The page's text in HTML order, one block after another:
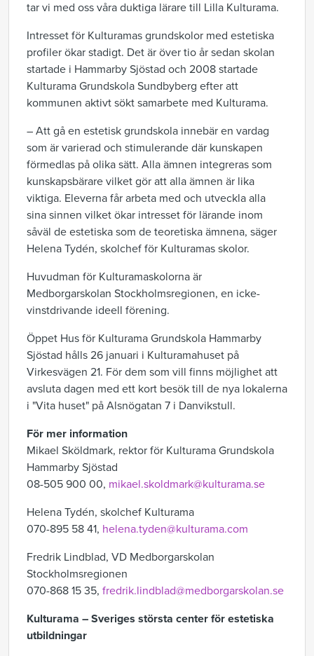
tar vi med oss våra duktiga lärare till Lilla Kulturama.
Intresset för Kulturamas grundskolor med estetiska
profiler ökar stadigt. Det är över tio år sedan skolan
startade i Hammarby Sjöstad och 2008 startade
Kulturama Grundskola Sundbyberg efter att
kommunen aktivt sökt samarbete med Kulturama.
– Att gå en estetisk grundskola innebär en vardag
som är varierad och stimulerande där kunskapen
förmedlas på olika sätt. Alla ämnen integreras som
kunskapsbärare vilket gör att alla ämnen är lika
viktiga. Eleverna får arbeta med och utveckla alla
sina sinnen vilket ökar intresset för lärande inom
såväl de estetiska som de teoretiska ämnena, säger
Helena Tydén, skolchef för Kulturamas skolor.
Huvudman för Kulturamaskolorna är
Medborgarskolan Stockholmsregionen, en icke-
vinstdrivande ideell förening.
Öppet Hus för Kulturama Grundskola Hammarby
Sjöstad hålls 26 januari i Kulturamahuset på
Virkesvägen 21. För dem som vill finns möjlighet att
avsluta dagen med ett kort besök till de nya lokalerna
i "Vita huset" på Alsnögatan 7 i Danvikstull.
För mer information
Mikael Sköldmark, rektor för Kulturama Grundskola
Hammarby Sjöstad
08-505 900 00, mikael.skoldmark@kulturama.se
Helena Tydén, skolchef Kulturama
070-895 58 41, helena.tyden@kulturama.com
Fredrik Lindblad, VD Medborgarskolan
Stockholmsregionen
070-868 15 35, fredrik.lindblad@medborgarskolan.se
Kulturama – Sveriges största center för estetiska
utbildningar